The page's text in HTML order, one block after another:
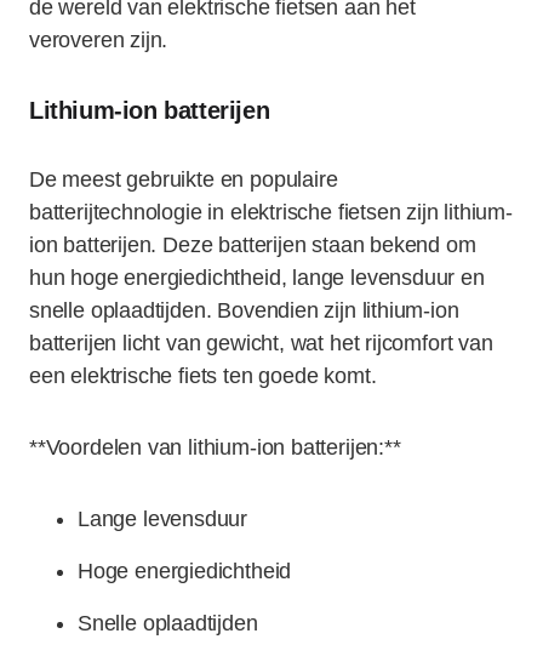
de wereld van elektrische fietsen aan het
veroveren zijn.
Lithium-ion batterijen
De meest gebruikte en populaire
batterijtechnologie in elektrische fietsen zijn lithium-
ion batterijen. Deze batterijen staan bekend om
hun hoge energiedichtheid, lange levensduur en
snelle oplaadtijden. Bovendien zijn lithium-ion
batterijen licht van gewicht, wat het rijcomfort van
een elektrische fiets ten goede komt.
**Voordelen van lithium-ion batterijen:**
Lange levensduur
Hoge energiedichtheid
Snelle oplaadtijden